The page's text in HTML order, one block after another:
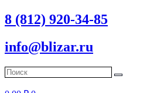
8 (812) 920-34-85
info@blizar.ru